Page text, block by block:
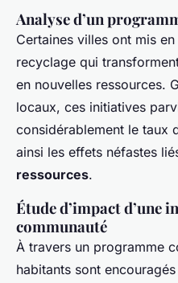
Analyse d’un
Certaines villes ont mis
recyclage qui
en nouvelles ressources.
locaux, ces initiatives
considérablement le taux
ainsi les effets néfastes
ressources.
Étude d’impact d’une
communauté
À travers un programme
habitants sont